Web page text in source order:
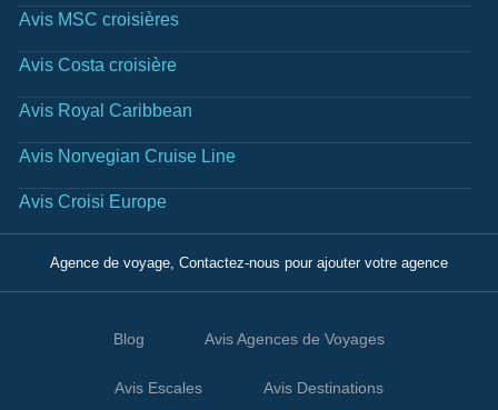
Avis MSC croisières
Avis Costa croisière
Avis Royal Caribbean
Avis Norvegian Cruise Line
Avis Croisi Europe
Agence de voyage, Contactez-nous pour ajouter votre agence
Blog Avis Agences de Voyages
Avis Escales Avis Destinations